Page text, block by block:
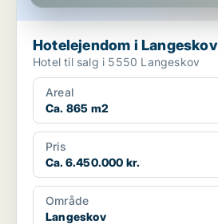
Hotelejendom i Langeskov
Hotel til salg i 5550 Langeskov
Areal
Ca. 865 m2
Pris
Ca. 6.450.000 kr.
Område
Langeskov